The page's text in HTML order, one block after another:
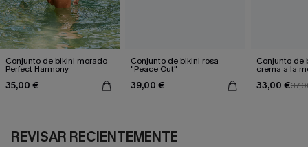
Conjunto de bikini morado
Perfect Harmony
35,00 €
Conjunto de bikini rosa
"Peace Out"
39,00 €
Conjunto de
crema a la
33,00 €
REVISAR RECIENTEMENTE